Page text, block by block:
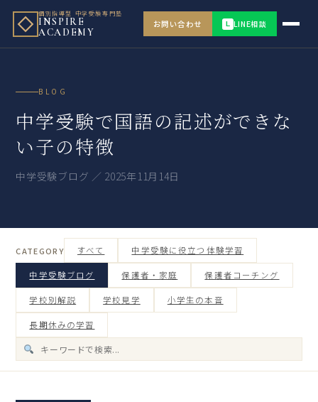
個別指導型 中学受験専門塾
INSPIRE
ACADEMY
お問い合わせ L LINE相談
BLOG
中学受験で国語の記述ができな
い子の特徴
中学受験ブログ ／ 2025年11月14日
CATEGORY すべて 中学受験に役立つ体験学習
中学受験ブログ 保護者・家庭 保護者コーチング
学校別解説 学校見学 小学生の本音
長期休みの学習